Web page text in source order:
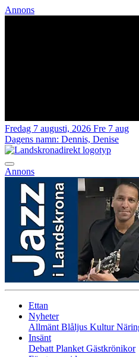
Annons
Fredag 7 augusti, 2026 Fre 7 aug
Dagens namn: Dennis, Denise
Annons
Ettan
Nyheter
Allmänt Blåljus Kultur
Insänt
Debatt Planket Gästkrönikor